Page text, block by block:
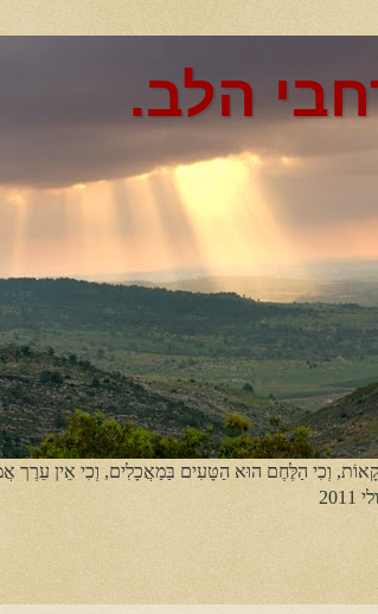
הלב.
וְכִי הַלֶּחֶם הוּא הַטָּעִים בַּמַאֲכָלִים, וְכִי אֵין עֵרֶך